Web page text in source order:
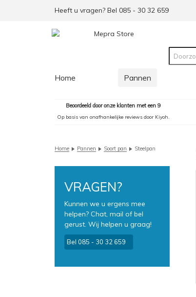
Heeft u vragen? Bel 085 - 30 32 659
Home Pannen
Beoordeeld door onze klanten met een 9
Op basis van onafhankelijke reviews door Kiyoh.
Home Pannen Soort pan Steelpan
VRAGEN?
Kunnen we u ergens mee
helpen? Chat, mail of bel
gerust. Wij helpen u graag!
Bel 085 - 30 32 659